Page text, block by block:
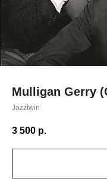
Mulligan Gerry
Jazztwin
3 500 р.